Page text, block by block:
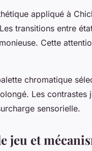
appliqué à
transitions entre
Cette
chromatique
Les contrastes
sensorielle.
jeu et